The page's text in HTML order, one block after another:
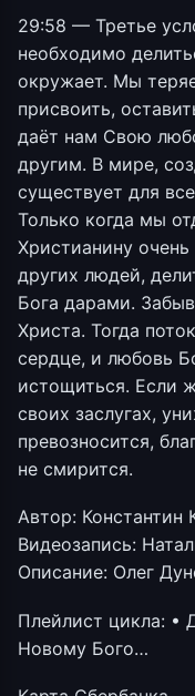
29:58 — Третье
необходимо
окружает. Мы
присвоить,
даёт нам Свою
другим. В мире,
существует для
Только когда мы
Христианину
других людей,
Бога дарами.
Христа. Тогда
сердце, и любовь
истощиться. Если
своих заслугах,
превозносится,
не смирится.
Автор: Константин
Видеозапись:
Описание: Олег
Плейлист цикла: •
Новому Бого…